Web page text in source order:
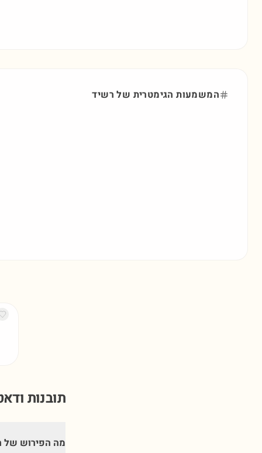
המשמעות הגימטרית של רשיד
תובנות
מה הפירוש של